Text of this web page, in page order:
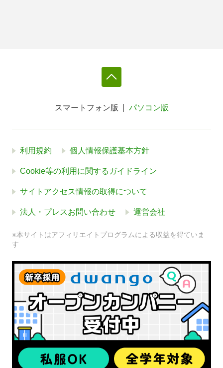
スマートフォン版 パソコン版
利用規約 個人情報保護基本方針
Cookie等の利用に関するガイドライン
サイトアクセス情報の取得について
法人・プレスお問い合わせ 運営会社
※本サイトはアフィリエイトプログラムによる収益を得ていま
す